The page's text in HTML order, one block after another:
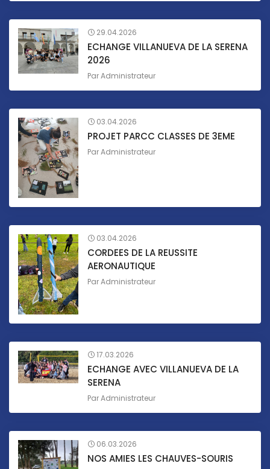
29.04.2026
ECHANGE VILLANUEVA DE LA SERENA
2026
ParAdministrateur
03.04.2026
PROJET PARCC CLASSES DE 3EME
ParAdministrateur
03.04.2026
CORDEES DE LA REUSSITE
AERONAUTIQUE
ParAdministrateur
17.03.2026
ECHANGE AVEC VILLANUEVA DE LA
SERENA
ParAdministrateur
06.03.2026
NOS AMIES LES CHAUVES-SOURIS